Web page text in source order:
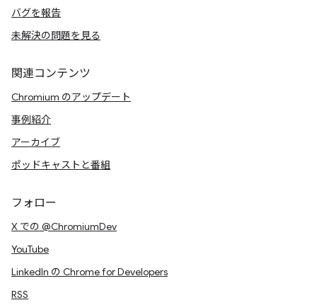
バグを報告
未解決の問題を見る
関連コンテンツ
Chromium のアップデート
事例紹介
アーカイブ
ポッドキャストと番組
フォロー
X での @ChromiumDev
YouTube
LinkedIn の Chrome for Developers
RSS